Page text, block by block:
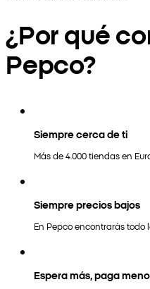
¿Por qué
Pepco?
Siempre cerca de ti
Más de 4.000 tiendas en
Siempre precios bajos
En Pepco encontrarás todo
Espera más, paga